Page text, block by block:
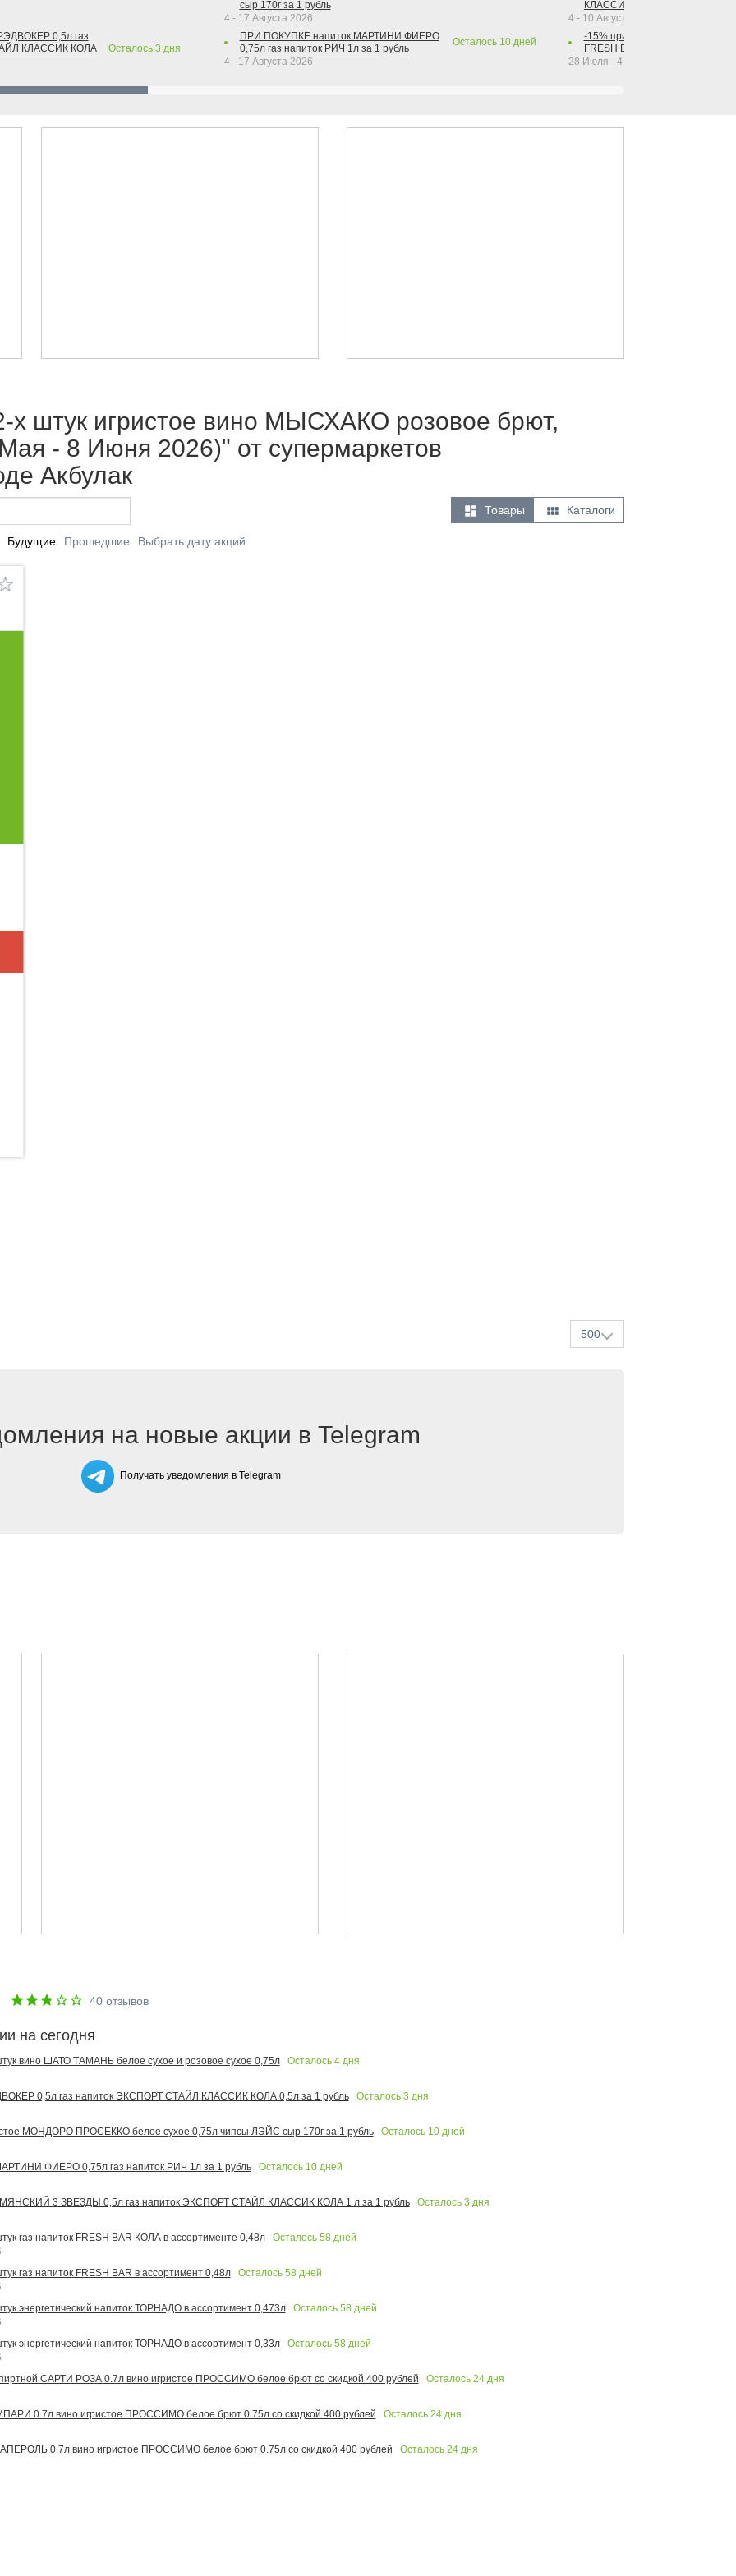
0,5л газ
КЛАССИК КОЛА
Осталось 3 дня
сыр 170г за 1 рубль
4 - 17 Августа 2026
ПРИ ПОКУПКЕ напиток МАРТИНИ ФИЕРО
0,75л газ напиток РИЧ 1л за 1 рубль
Осталось 10дней
4 - 17 Августа 2026
КЛАССИК КОЛА 1 л за 1 рубль
4 - 10 Августа 2026
-15% при покупке от 2-х штук
FRESH BAR КОЛА в
28 Июля - 4 Октября 2026
х штук игристое вино МЫСХАКО розовое брют,
- 8 Июня 2026)" от супермаркетов
Акбулак
 Товары  Каталоги
Будущие Прошедшие Выбрать дату акций
500
на новые акции в Telegram
Получать уведомления в Telegram
40отзывов
на сегодня
вино ШАТО ТАМАНЬ белое сухое и розовое сухое 0,75л Осталось 4дня
0,5л газ напиток ЭКСПОРТ СТАЙЛ КЛАССИК КОЛА 0,5л за 1 рубль Осталось 3 дня
МОНДОРО ПРОСЕККО белое сухое 0,75л чипсы ЛЭЙС сыр 170г за 1 рубль Осталось 10дней
ФИЕРО 0,75л газ напиток РИЧ 1л за 1 рубль Осталось 10дней
3 ЗВЕЗДЫ 0,5л газ напиток ЭКСПОРТ СТАЙЛ КЛАССИК КОЛА 1 л за 1 рубль Осталось 3 дня
газ напиток FRESH BAR КОЛА в ассортименте 0,48л Осталось 58дней
газ напиток FRESH BAR в ассортимент 0,48л
Осталось 58дней
энергетический напиток ТОРНАДО в ассортимент 0,473л
Осталось 58дней
энергетический напиток ТОРНАДО в ассортимент 0,33л
Осталось 58дней
САРТИ РОЗА 0.7л вино игристое ПРОССИМО белое брют со скидкой 400 рублей
Осталось 24дня
0.7л вино игристое ПРОССИМО белое брют 0.75л со скидкой 400 рублей Осталось 24дня
0.7л вино игристое ПРОССИМО белое брют 0.75л со скидкой 400 рублей Осталось 24дня